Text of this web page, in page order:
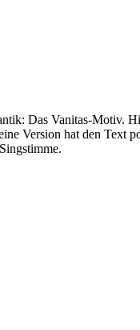
Das Vanitas-Motiv.
Version hat den Text